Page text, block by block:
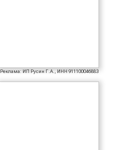
Реклама: ИП Русин Г.А., ИНН 911100046883